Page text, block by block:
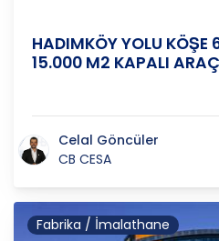
HADIMKÖY YOLU
15.000 M2 KAPALI
Celal Göncüler
CB CESA
Fabrika / İmalathane